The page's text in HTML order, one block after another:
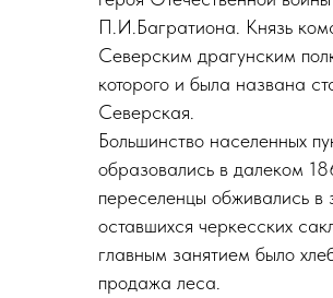
П.И.Багратиона. Князь
Северским драгунским
которого и была названа
Северская.
Большинство населенных
образовались в далеком
переселенцы обживались в
оставшихся черкесских
главным занятием было
продажа леса.